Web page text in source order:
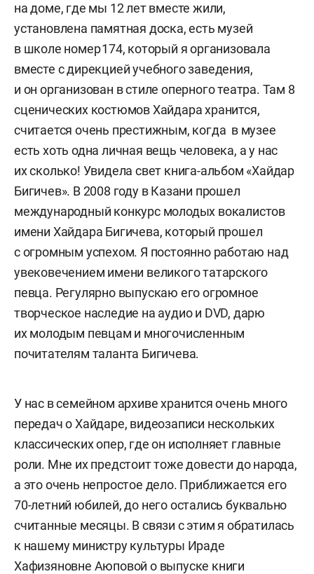
на доме, где мы 12 лет вместе жили,
установлена памятная доска, есть музей
в школе номер 174, который я организовала
вместе с дирекцией учебного заведения,
и он организован в стиле оперного театра. Там 8
сценических костюмов Хайдара хранится,
считается очень престижным, когда в музее
есть хоть одна личная вещь человека, а у нас
их сколько! Увидела свет книга-альбом «Хайдар
Бигичев». В 2008 году в Казани прошел
международный конкурс молодых вокалистов
имени Хайдара Бигичева, который прошел
с огромным успехом. Я постоянно работаю над
увековечением имени великого татарского
певца. Регулярно выпускаю его огромное
творческое наследие на аудио и DVD, дарю
их молодым певцам и многочисленным
почитателям таланта Бигичева.
У нас в семейном архиве хранится очень много
передач о Хайдаре, видеозаписи нескольких
классических опер, где он исполняет главные
роли. Мне их предстоит тоже довести до народа,
а это очень непростое дело. Приближается его
70-летний юбилей, до него остались буквально
считанные месяцы. В связи с этим я обратилась
к нашему министру культуры Ираде
Хафизяновне Аюповой о выпуске книги